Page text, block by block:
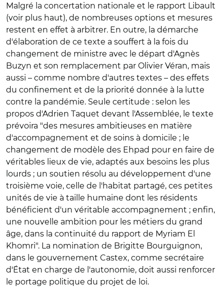
Malgré la concertation nationale et le rapport Libault
(voir plus haut), de nombreuses options et mesures
restent en effet à arbitrer. En outre, la démarche
d'élaboration de ce texte a souffert à la fois du
changement de ministre avec le départ d'Agnès
Buzyn et son remplacement par Olivier Véran, mais
aussi – comme nombre d'autres textes – des effets
du confinement et de la priorité donnée à la lutte
contre la pandémie. Seule certitude : selon les
propos d'Adrien Taquet devant l'Assemblée, le texte
prévoira "des mesures ambitieuses en matière
d'accompagnement et de soins à domicile ; le
changement de modèle des Ehpad pour en faire de
véritables lieux de vie, adaptés aux besoins les plus
lourds ; un soutien résolu au développement d'une
troisième voie, celle de l'habitat partagé, ces petites
unités de vie à taille humaine dont les résidents
bénéficient d'un véritable accompagnement ; enfin,
une nouvelle ambition pour les métiers du grand
âge, dans la continuité du rapport de Myriam El
Khomri". La nomination de Brigitte Bourguignon,
dans le gouvernement Castex, comme secrétaire
d'État en charge de l'autonomie, doit aussi renforcer
le portage politique du projet de loi.